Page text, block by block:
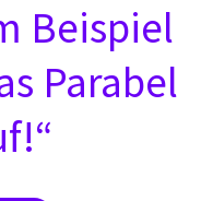
Beispiel
Parabel